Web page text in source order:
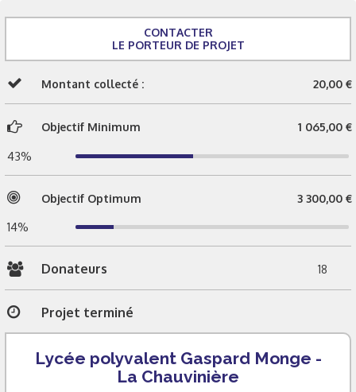
CONTACTER
LE PORTEUR DE PROJET
Montant collecté : 20,00 €
Objectif Minimum 1 065,00 €
43%
Objectif Optimum 3 300,00 €
14%
Donateurs 18
Projet terminé
Lycée polyvalent Gaspard Monge -
La Chauvinière